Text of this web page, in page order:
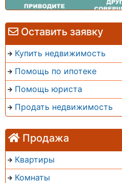
Оставить заявку
Купить недвижимость
Помощь по ипотеке
Помощь юриста
Продать недвижимость
Продажа
Квартиры
Комнаты